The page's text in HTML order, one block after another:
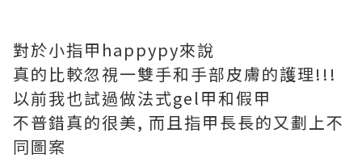
對於小指甲happypy來說
真的比較忽視一雙手和手部皮膚的護理!!!
以前我也試過做法式gel甲和假甲
不普錯真的很美, 而且指甲長長的又劃上不
同圖案